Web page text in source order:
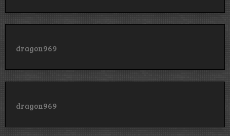
dragon969
dragon969